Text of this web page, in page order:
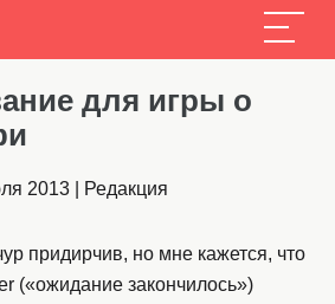
для игры о
2013 Редакция
придирчив, но мне кажется, что
(«ожидание закончилось»)